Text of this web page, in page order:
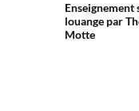
Enseignement
louange par
Motte